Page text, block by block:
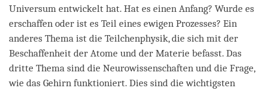
Universum entwickelt hat. Hat es einen Anfang? Wurde es
erschaffen oder ist es Teil eines ewigen Prozesses? Ein
anderes Thema ist die Teilchenphysik, die sich mit der
Beschaffenheit der Atome und der Materie befasst. Das
dritte Thema sind die Neurowissenschaften und die Frage,
wie das Gehirn funktioniert. Dies sind die wichtigsten